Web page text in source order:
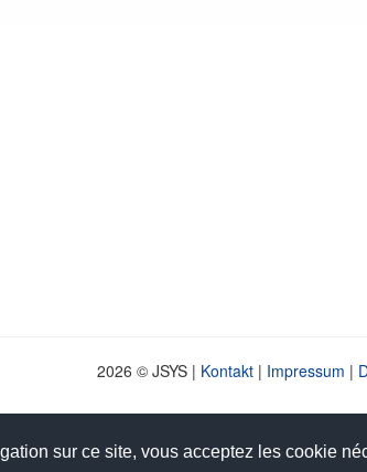
sur ce site, vous acceptez les cookie
2026 © JSYS | Kontakt | Impressum |